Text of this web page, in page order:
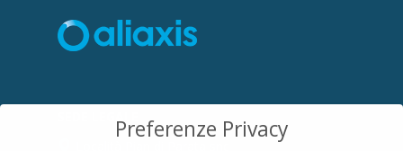
Preferenze Privacy